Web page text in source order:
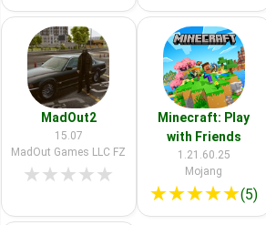
MadOut2
15.07
MadOut Games LLC FZ
★★★★★
Minecraft: Play
with Friends
1.21.60.25
Mojang
★★★★★(5)